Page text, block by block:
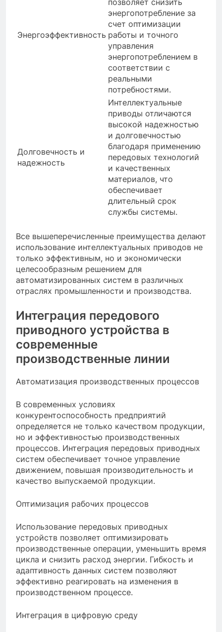
Энергоэффективность
энергопотребление за
счет оптимизации
работы и точного
управления
энергопотреблением в
соответствии с
реальными
потребностями.
Долговечность и
надежность
Интеллектуальные
приводы отличаются
высокой надежностью
и долговечностью
благодаря применению
передовых технологий
и качественных
материалов, что
обеспечивает
длительный срок
службы системы.
Все вышеперечисленные преимущества делают
использование интеллектуальных приводов не
только эффективным, но и экономически
целесообразным решением для
автоматизированных систем в различных
отраслях промышленности и производства.
Интеграция передового
приводного устройства в
современные
производственные линии
Автоматизация производственных процессов
В современных условиях
конкурентоспособность предприятий
определяется не только качеством продукции,
но и эффективностью производственных
процессов. Интеграция передовых приводных
систем обеспечивает точное управление
движением, повышая производительность и
качество выпускаемой продукции.
Оптимизация рабочих процессов
Использование передовых приводных
устройств позволяет оптимизировать
производственные операции, уменьшить время
цикла и снизить расход энергии. Гибкость и
адаптивность данных систем позволяют
эффективно реагировать на изменения в
производственном процессе.
Интеграция в цифровую среду